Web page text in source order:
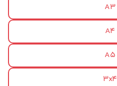
A3
A4
A5
3x4